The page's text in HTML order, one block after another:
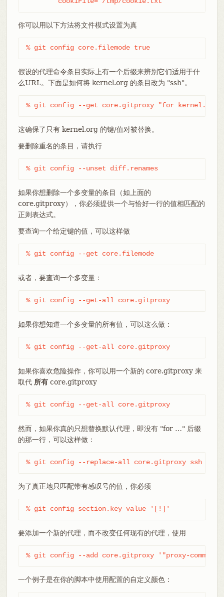
你可以用以下方法将文件模式设置为真
% git config core.filemode true
假设的代理命令条目实际上有一个后缀来辨别它们适用于什
么URL。下面是如何将 kernel.org 的条目改为 "ssh"。
% git config --get core.gitproxy "for
这确保了只有 kernel.org 的键/值对被替换。
要删除重名的条目，请执行
% git config --unset diff.renames
如果你想删除一个多变量的条目（如上面的
core.gitproxy），你必须提供一个与恰好一行的值相匹配的
正则表达式。
要查询一个给定键的值，可以这样做
% git config --get core.filemode
或者，要查询一个多变量：
% git config --get-all core.gitproxy
如果你想知道一个多变量的所有值，可以这么做：
% git config --get-all core.gitproxy
如果你喜欢危险操作，你可以用一个新的 core.gitproxy 来
取代 所有core.gitproxy
% git config --get-all core.gitproxy
然而，如果你真的只想替换默认代理，即没有 "for …​" 后缀
的那一行，可以这样做：
% git config --replace-all core.gitproxy ssh
为了真正地只匹配带有感叹号的值，你必须
% git config section.key value '[!]'
要添加一个新的代理，而不改变任何现有的代理，使用
% git config --add core.gitproxy '"proxy-command"
一个例子是在你的脚本中使用配置的自定义颜色：